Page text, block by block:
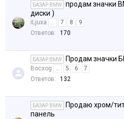
БАЗАР BMW
продам значки
диски )
iLjuxa ... 7 8
9
Ответов:
170
БАЗАР BMW Продам значки
Bocxog ... 5 6
7
Ответов:
132
БАЗАР BMW
Продаю хром/
панель